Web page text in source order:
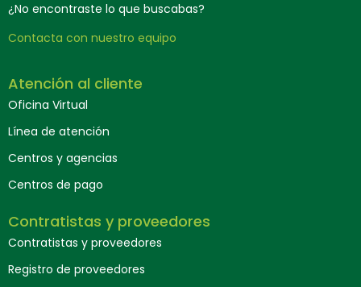
¿No encontraste lo que buscabas?
Contacta con nuestro equipo
Atención al cliente
Oficina Virtual
Línea de atención
Centros y agencias
Centros de pago
Contratistas y proveedores
Contratistas y proveedores
Registro de proveedores